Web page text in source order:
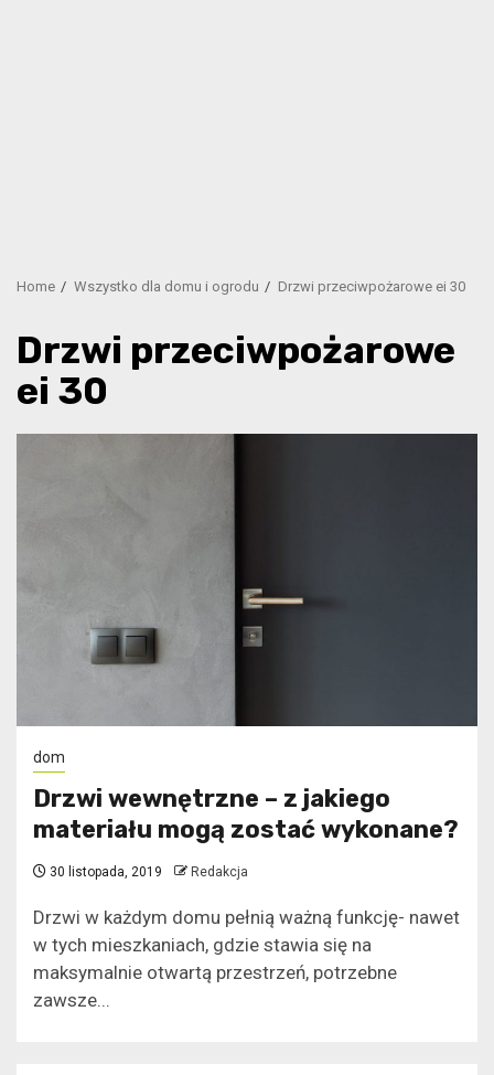
Home Wszystko dla domu i ogrodu Drzwi przeciwpożarowe ei 30
Drzwi przeciwpożarowe
ei 30
dom
Drzwi wewnętrzne – z jakiego
materiału mogą zostać wykonane?
30 listopada, 2019 Redakcja
Drzwi w każdym domu pełnią ważną funkcję- nawet
w tych mieszkaniach, gdzie stawia się na
maksymalnie otwartą przestrzeń, potrzebne
zawsze...